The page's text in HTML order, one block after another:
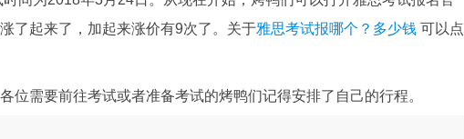
了起来了，加起来涨价有9次了。关于雅思考试报哪个？多少钱 可以点
位需要前往考试或者准备考试的烤鸭们记得安排了自己的行程。